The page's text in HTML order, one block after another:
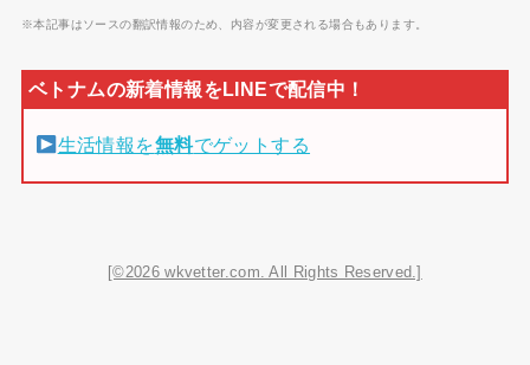
※本記事はソースの翻訳情報のため、内容が変更される場合もあります。
生活情報を無料でゲットする
[©2026 wkvetter.com. All Rights Reserved.]